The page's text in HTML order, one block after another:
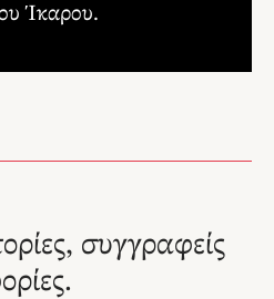
Ίκαρου.
συγγραφείς